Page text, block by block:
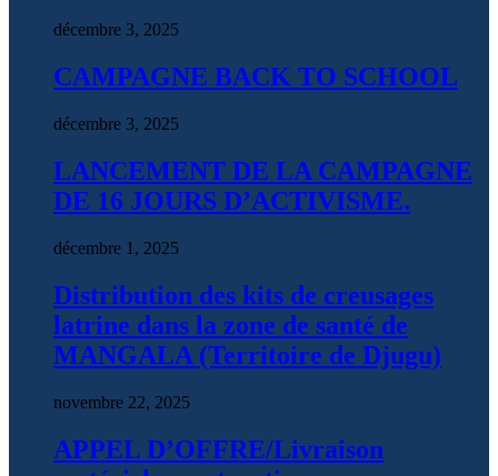
décembre 3, 2025
CAMPAGNE BACK TO SCHOOL
décembre 3, 2025
LANCEMENT DE LA CAMPAGNE
DE 16 JOURS D’ACTIVISME.
décembre 1, 2025
Distribution des kits de creusages
latrine dans la zone de santé de
MANGALA (Territoire de Djugu)
novembre 22, 2025
APPEL D’OFFRE/Livraison